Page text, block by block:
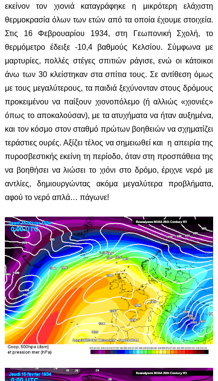
εκείνον τον χιονιά καταγράφηκε η μικρότερη ελάχιστη
θερμοκρασία όλων των ετών από τα οποία έχουμε στοιχεία.
Στις 16 Φεβρουαρίου 1934, στη Γεωπονική Σχολή, το
θερμόμετρο έδειξε -10,4 βαθμούς Κελσίου. Σύμφωνα με
μαρτυρίες, πολλές στέγες σπιτιών ράγισε, ενώ οι κάτοικοι
άνω των 30 κλείστηκαν στα σπίτια τους. Σε αντίθεση όμως
με τους μεγαλύτερους, τα παιδιά ξεχύνονταν στους δρόμους
προκειμένου να παίξουν χιονοπόλεμο (ή αλλιώς «χιονιές»
όπως το αποκαλούσαν), με τα ατυχήματα να ήταν αυξημένα,
και τον κόσμο στον σταθμό πρώτων βοηθειών να σχηματίζει
τεράστιες ουρές. Αξίζει τέλος να σημειωθεί και η απειρία της
πυροσβεστικής εκείνη τη περίοδο, όταν στη προσπάθεια της
να βοηθήσει να λιώσει το χιόνι στο δρόμο, έριχνε νερό με
αντλίες, δημιουργώντας ακόμα μεγαλύτερα προβλήματα,
αφού το νερό απλά… πάγωνε!